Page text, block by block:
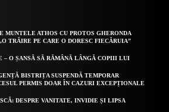
MUNTELE ATHOS CU PROTOS GHERONDA
TRĂIRE PE CARE O DORESC FIECĂRUIA”
– O ȘANSĂ SĂ RĂMÂNĂ LÂNGĂ COPIII LUI
BISTRIȚA SUSPENDĂ TEMPORAR
PERMIS DOAR ÎN CAZURI EXCEPȚIONALE
DESPRE VANITATE, INVIDIE ȘI LIPSA